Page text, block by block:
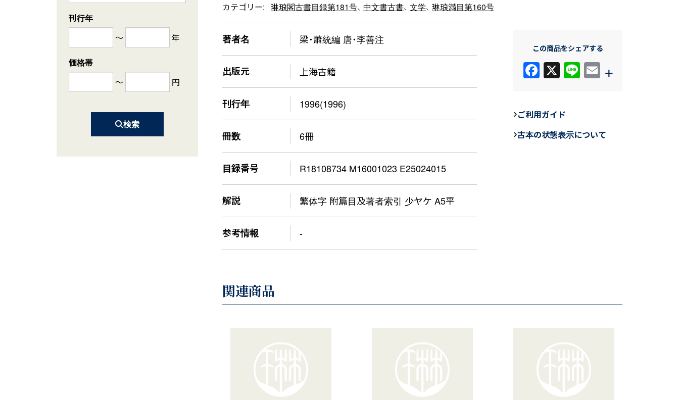
カテゴリー: 琳琅閣古書目録第181号、 中文書古書、 文学、 琳琅満目第160号
著者名 梁・蕭統編 唐・李善注
出版元 上海古籍
刊行年 1996(1996)
冊数 6冊
目録番号 R18108734 M16001023 E25024015
解説 繁体字 附篇目及著者索引 少ヤケ A5平
参考情報 -
この商品をシェアする
F
a
e
b
X Li
n
E
+
ご利用ガイド
古本の状態表示について
関連商品
刊行年
～
年
価格帯
～
円
検索